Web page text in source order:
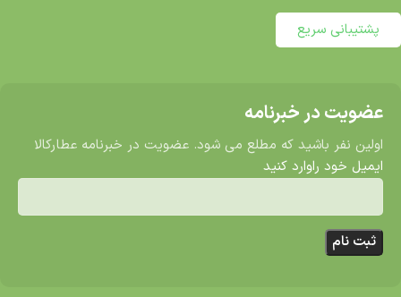
پشتیبانی سریع
عضویت در خبرنامه
اولین نفر باشید که مطلع می شود. عضویت در خبرنامه عطارکالا
ایمیل خود راوارد کنید